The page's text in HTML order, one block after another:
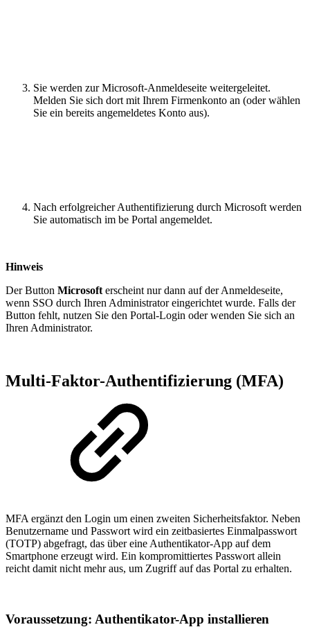
Sie werden zur Microsoft-Anmeldeseite weitergeleitet.
Melden Sie sich dort mit Ihrem Firmenkonto an (oder wählen
Sie ein bereits angemeldetes Konto aus).
Nach erfolgreicher Authentifizierung durch Microsoft werden
Sie automatisch im be Portal angemeldet.
Hinweis
Der Button Microsoft erscheint nur dann auf der Anmeldeseite,
wenn SSO durch Ihren Administrator eingerichtet wurde. Falls der
Button fehlt, nutzen Sie den Portal-Login oder wenden Sie sich an
Ihren Administrator.
Multi-Faktor-Authentifizierung (MFA)
MFA ergänzt den Login um einen zweiten Sicherheitsfaktor. Neben
Benutzername und Passwort wird ein zeitbasiertes Einmalpasswort
(TOTP) abgefragt, das über eine Authentikator-App auf dem
Smartphone erzeugt wird. Ein kompromittiertes Passwort allein
reicht damit nicht mehr aus, um Zugriff auf das Portal zu erhalten.
Voraussetzung: Authentikator-App installieren